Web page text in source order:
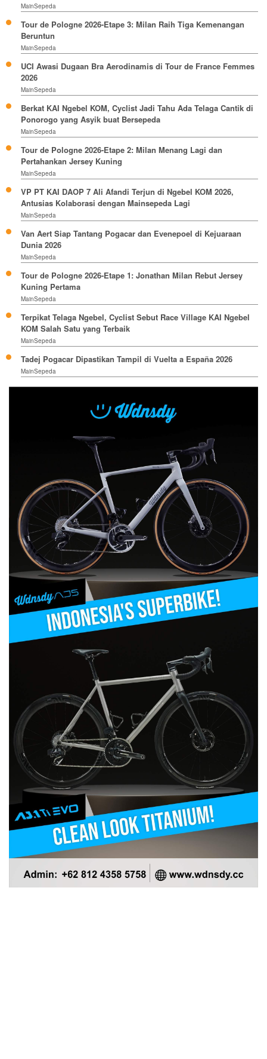
MainSepeda
Tour de Pologne 2026-Etape 3: Milan Raih Tiga Kemenangan
Beruntun
MainSepeda
UCI Awasi Dugaan Bra Aerodinamis di Tour de France Femmes
2026
MainSepeda
Berkat KAI Ngebel KOM, Cyclist Jadi Tahu Ada Telaga Cantik di
Ponorogo yang Asyik buat Bersepeda
MainSepeda
Tour de Pologne 2026-Etape 2: Milan Menang Lagi dan
Pertahankan Jersey Kuning
MainSepeda
VP PT KAI DAOP 7 Ali Afandi Terjun di Ngebel KOM 2026,
Antusias Kolaborasi dengan Mainsepeda Lagi
MainSepeda
Van Aert Siap Tantang Pogacar dan Evenepoel di Kejuaraan
Dunia 2026
MainSepeda
Tour de Pologne 2026-Etape 1: Jonathan Milan Rebut Jersey
Kuning Pertama
MainSepeda
Terpikat Telaga Ngebel, Cyclist Sebut Race Village KAI Ngebel
KOM Salah Satu yang Terbaik
MainSepeda
Tadej Pogacar Dipastikan Tampil di Vuelta a España 2026
MainSepeda